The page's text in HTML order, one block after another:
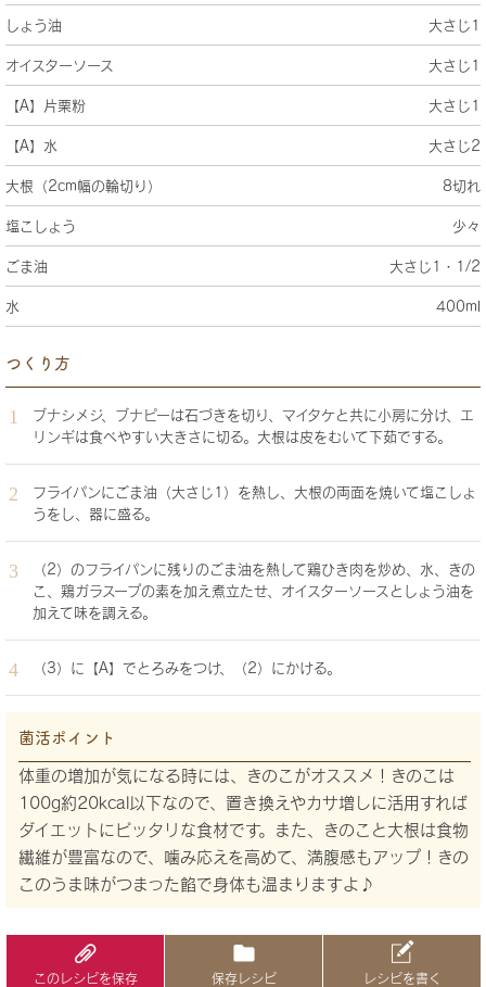
しょう油 大さじ1
オイスターソース 大さじ1
【A】片栗粉 大さじ1
【A】水 大さじ2
大根（2cm幅の輪切り） 8切れ
塩こしょう 少々
ごま油 大さじ1・1/2
水 400ml
つくり方
ブナシメジ、ブナピーは石づきを切り、マイタケと共に小房に分け、エ
リンギは食べやすい大きさに切る。大根は皮をむいて下茹でする。
フライパンにごま油（大さじ1）を熱し、大根の両面を焼いて塩こしょ
うをし、器に盛る。
（2）のフライパンに残りのごま油を熱して鶏ひき肉を炒め、水、きの
こ、鶏ガラスープの素を加え煮立たせ、オイスターソースとしょう油を
加えて味を調える。
（3）に【A】でとろみをつけ、（2）にかける。
菌活ポイント
体重の増加が気になる時には、きのこがオススメ！きのこは
100g約20kcal以下なので、置き換えやカサ増しに活用すれば
ダイエットにピッタリな食材です。また、きのこと大根は食物
繊維が豊富なので、噛み応えを高めて、満腹感もアップ！きの
このうま味がつまった餡で身体も温まりますよ♪
このレシピを保存 保存レシピ レシピを書く